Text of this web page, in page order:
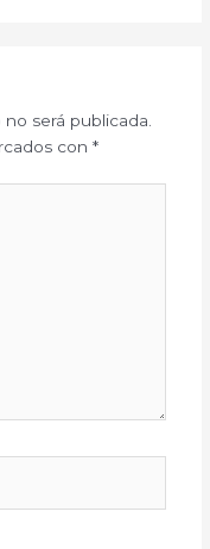
será publicada.
con *